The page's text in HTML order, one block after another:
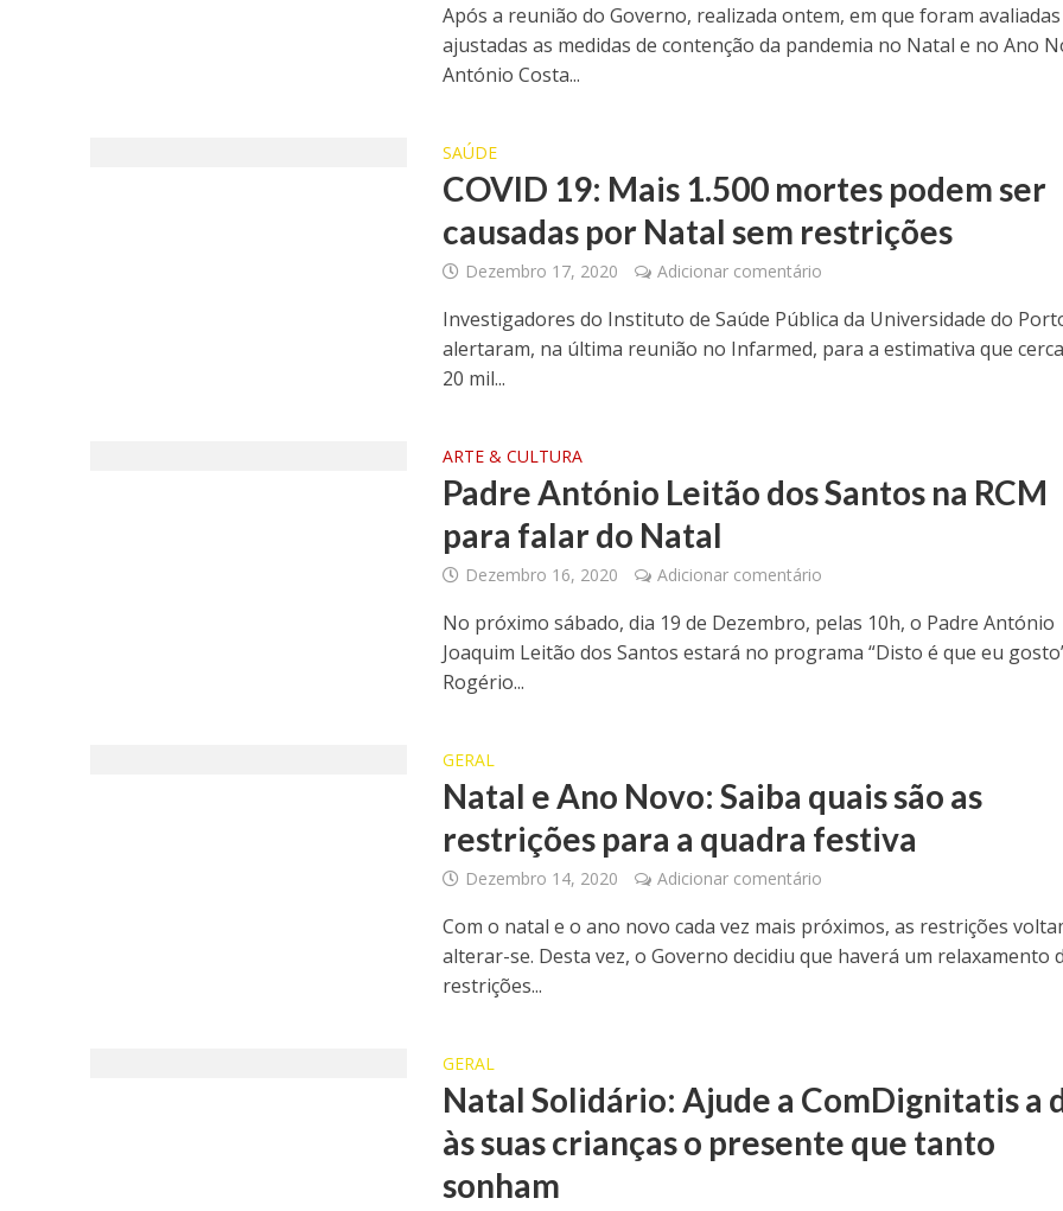
Após a reunião do Governo, realizada ontem, em que foram avaliadas
ajustadas as medidas de contenção da pandemia no Natal e no Ano
António Costa...
SAÚDE
COVID 19: Mais 1.500 mortes podem ser
causadas por Natal sem restrições
Dezembro 17, 2020 Adicionar comentário
Investigadores do Instituto de Saúde Pública da Universidade do
alertaram, na última reunião no Infarmed, para a estimativa que
20 mil...
ARTE & CULTURA
Padre António Leitão dos Santos na RCM
para falar do Natal
Dezembro 16, 2020 Adicionar comentário
No próximo sábado, dia 19 de Dezembro, pelas 10h, o Padre António
Joaquim Leitão dos Santos estará no programa “Disto é que eu
Rogério...
GERAL
Natal e Ano Novo: Saiba quais são as
restrições para a quadra festiva
Dezembro 14, 2020 Adicionar comentário
Com o natal e o ano novo cada vez mais próximos, as restrições
alterar-se. Desta vez, o Governo decidiu que haverá um relaxamento
restrições...
GERAL
Natal Solidário: Ajude a ComDignitatis a
às suas crianças o presente que tanto
sonham